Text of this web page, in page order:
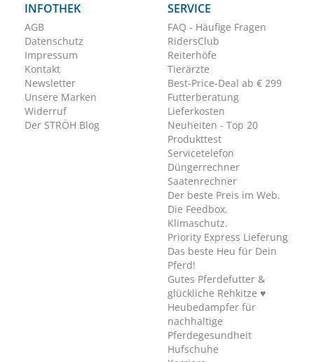
INFOTHEK
AGB
Datenschutz
Impressum
Kontakt
Newsletter
Unsere Marken
Widerruf
Der STRÖH Blog
SERVICE
FAQ - Häufige Fragen
RidersClub
Reiterhöfe
Tierärzte
Best-Price-Deal ab € 299
Futterberatung
Lieferkosten
Neuheiten - Top 20
Produkttest
Servicetelefon
Düngerrechner
Saatenrechner
Der beste Preis im Web.
Die Feedbox.
Klimaschutz.
Priority Express Lieferung
Das beste Heu für Dein
Pferd!
Gutes Pferdefutter &
glückliche Rehkitze ♥
Heubedampfer für
nachhaltige
Pferdegesundheit
Hufschuhe